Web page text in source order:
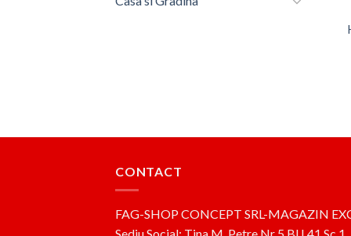
CONTACT
FAG-SHOP CONCEPT SRL-MAGAZIN